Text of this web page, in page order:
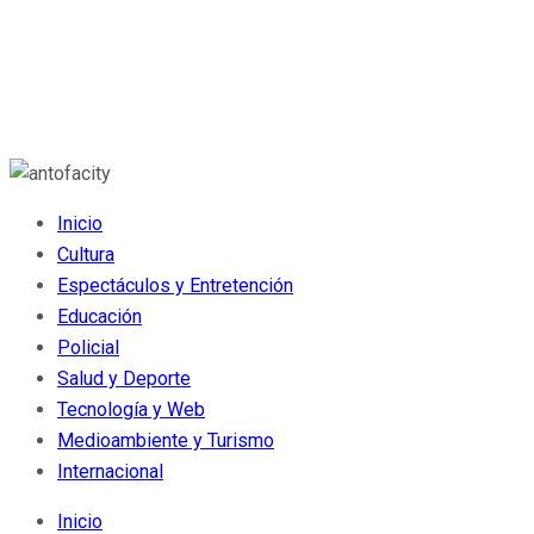
Inicio
Cultura
Espectáculos y Entretención
Educación
Policial
Salud y Deporte
Tecnología y Web
Medioambiente y Turismo
Internacional
Inicio